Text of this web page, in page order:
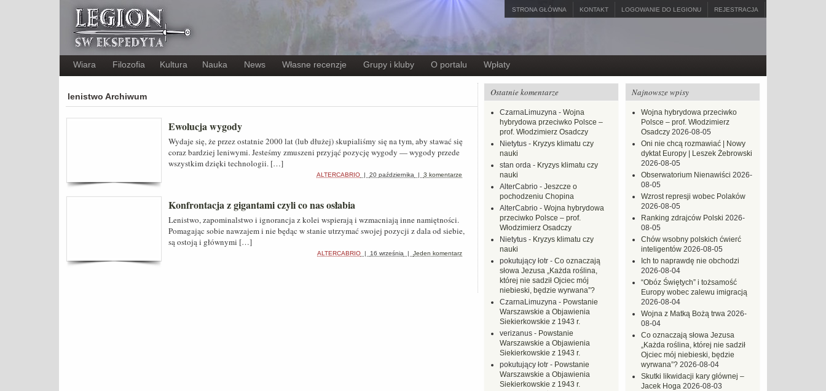
STRONA GŁÓWNA KONTAKT LOGOWANIE DO LEGIONU REJESTRACJA
Wiara Filozofia Kultura Nauka News Własne recenzje Grupy i kluby O portalu Wpłaty
lenistwo Archiwum
Ewolucja wygody
Wydaje się, że przez ostatnie 2000 lat (lub dłużej) skupialiśmy się na tym, aby stawać się
coraz bardziej leniwymi. Jesteśmy zmuszeni przyjąć pozycję wygody — wygody przede
wszystkim dzięki technologii. […]
ALTERCABRIO | 20 października | 3 komentarze
Konfrontacja z gigantami czyli co nas osłabia
Lenistwo, zapominalstwo i ignorancja z kolei wspierają i wzmacniają inne namiętności.
Pomagając sobie nawzajem i nie będąc w stanie utrzymać swojej pozycji z dala od siebie,
są ostoją i głównymi […]
ALTERCABRIO | 16 września | Jeden komentarz
Najnowsze wpisy
Wojna hybrydowa przeciwko
Polsce – prof. Włodzimierz
Osadczy 2026-08-05
Oni nie chcą rozmawiać | Nowy
dyktat Europy | Leszek Żebrowski
2026-08-05
Obserwatorium Nienawiści 2026-
08-05
Wzrost represji wobec Polaków
2026-08-05
Ranking zdrajców Polski 2026-
08-05
Chów wsobny polskich ćwierć
inteligentów 2026-08-05
Ich to naprawdę nie obchodzi
2026-08-04
“Obóz Świętych” i tożsamość
Europy wobec zalewu imigracją
2026-08-04
Wojna z Matką Bożą trwa 2026-
08-04
Co oznaczają słowa Jezusa
„Każda roślina, której nie sadził
Ojciec mój niebieski, będzie
wyrwana”? 2026-08-04
Skutki likwidacji kary głównej –
Jacek Hoga 2026-08-03
Ostatnie komentarze
CzarnaLimuzyna - Wojna
hybrydowa przeciwko Polsce –
prof. Włodzimierz Osadczy
Nietytus - Kryzys klimatu czy
nauki
stan orda - Kryzys klimatu czy
nauki
AlterCabrio - Jeszcze o
pochodzeniu Chopina
AlterCabrio - Wojna hybrydowa
przeciwko Polsce – prof.
Włodzimierz Osadczy
Nietytus - Kryzys klimatu czy
nauki
pokutujący łotr - Co oznaczają
słowa Jezusa „Każda roślina,
której nie sadził Ojciec mój
niebieski, będzie wyrwana”?
CzarnaLimuzyna - Powstanie
Warszawskie a Objawienia
Siekierkowskie z 1943 r.
verizanus - Powstanie
Warszawskie a Objawienia
Siekierkowskie z 1943 r.
pokutujący łotr - Powstanie
Warszawskie a Objawienia
Siekierkowskie z 1943 r.